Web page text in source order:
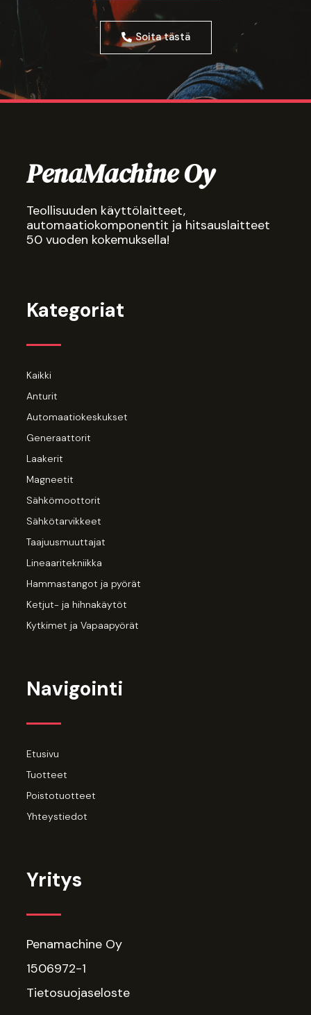
Soita tästä
PenaMachine Oy
Teollisuuden käyttölaitteet,
automaatiokomponentit ja hitsauslaitteet
50 vuoden kokemuksella!
Kategoriat
Kaikki
Anturit
Automaatiokeskukset
Generaattorit
Laakerit
Magneetit
Sähkömoottorit
Sähkötarvikkeet
Taajuusmuuttajat
Lineaaritekniikka
Hammastangot ja pyörät
Ketjut- ja hihnakäytöt
Kytkimet ja Vapaapyörät
Navigointi
Etusivu
Tuotteet
Poistotuotteet
Yhteystiedot
Yritys
Penamachine Oy
1506972-1
Tietosuojaseloste